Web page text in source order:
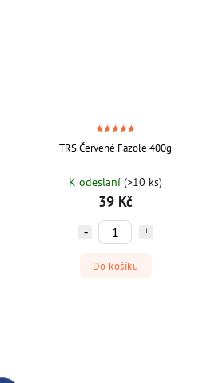
TRS Červené Fazole 400g
K odeslaní (>10 ks)
39 Kč
Do košíku